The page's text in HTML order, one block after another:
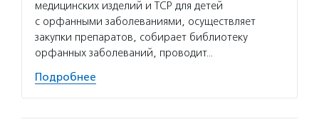
медицинских изделий и ТСР для детей
с орфанными заболеваниями, осуществляет
закупки препаратов, собирает библиотеку
орфанных заболеваний, проводит…
Подробнее